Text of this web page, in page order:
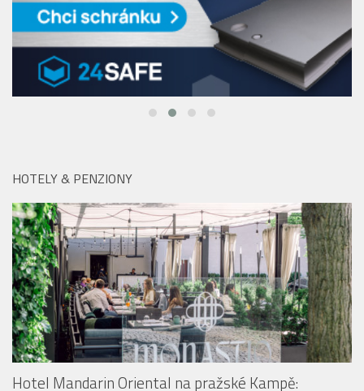
HOTELY & PENZIONY
Hotel Mandarin Oriental na pražské Kampě: